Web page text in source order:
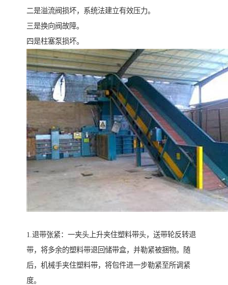
二是溢流阀损坏，系统法建立有效压力。
三是换向阀故障。
四是柱塞泵损坏。
1.退带张紧：一夹头上升夹住塑料带头，送带轮反转退
带，将多余的塑料带退回储带盒，并勒紧被捆物。随
后，机械手夹住塑料带，将包件进一步勒紧至所调紧
度。